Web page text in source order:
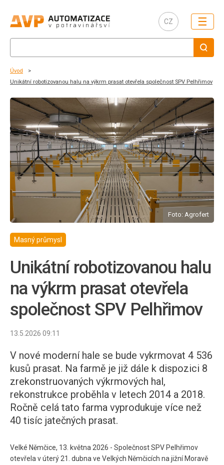
CZ ☰
Úvod
Unikátní robotizovanou halu na výkrm prasat otevřela společnost SPV Pelhřimov
Foto: Agrofert
Masný průmysl
Unikátní robotizovanou halu
na výkrm prasat otevřela
společnost SPV Pelhřimov
13.5.2026 09:11
V nové moderní hale se bude vykrmovat 4 536
kusů prasat. Na farmě je již dále k dispozici 8
zrekonstruovaných výkrmových hal,
rekonstrukce proběhla v letech 2014 a 2018.
Ročně celá tato farma vyprodukuje více než
40 tisíc jatečných prasat.
Velké Němčice, 13. května 2026 - Společnost SPV Pelhřimov
otevřela v úterý 21. dubna ve Velkých Němčicích na jižní Moravě